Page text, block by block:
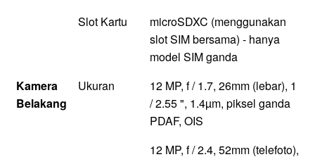
Slot Kartu
microSDXC (menggunakan
slot SIM bersama) - hanya
model SIM ganda
Kamera
Belakang
Ukuran
12 MP, f / 1.7, 26mm (lebar), 1
/ 2.55 ", 1.4µm, piksel ganda
PDAF, OIS
12 MP, f / 2.4, 52mm (telefoto),